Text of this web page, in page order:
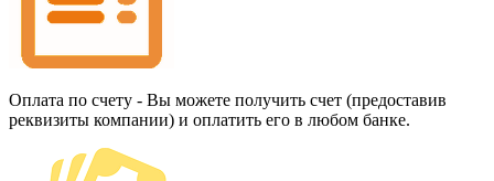
Оплата по счету - Вы можете получить счет (предоставив
реквизиты компании) и оплатить его в любом банке.